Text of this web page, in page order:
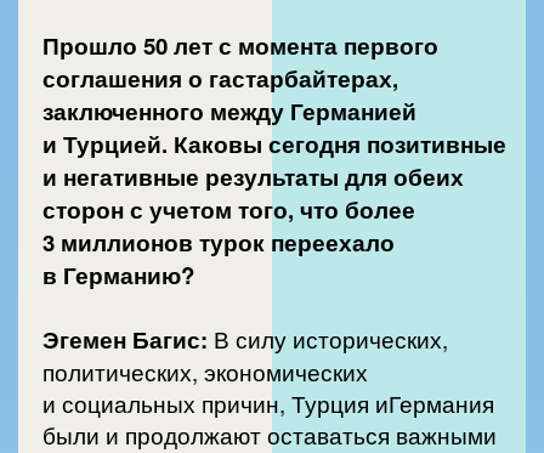
Прошло 50 лет с момента первого
соглашения о гастарбайтерах,
заключенного между Германией
и Турцией. Каковы сегодня позитивные
и негативные результаты для обеих
сторон с учетом того, что более
3 миллионов турок переехало
в Германию?
Эгемен Багис: В силу исторических,
политических, экономических
и социальных причин, Турция иГермания
были и продолжают оставаться важными